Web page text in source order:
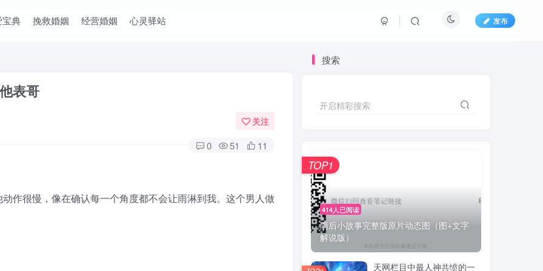
典 挽救婚姻 经营婚姻 心灵驿站 发布
表哥
关注
0 51 11
很慢，像在确认每一个角度都不会让雨淋到我。这个男人做
搜索
开启精彩搜索
414人已阅读
雨后小故事完整版原片动态图（图+文字
解说版）
TOP1
天网栏目中最人神共愤的一